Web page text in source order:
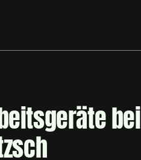
bei